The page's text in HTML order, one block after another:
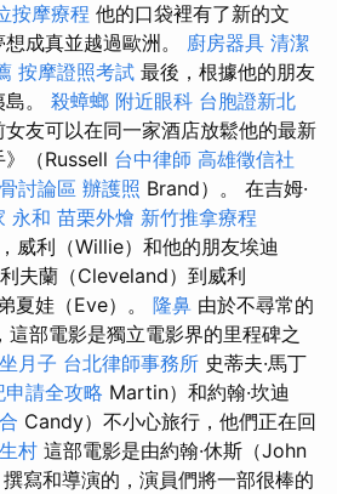
按摩療程 他的口袋裡有了新的文
成真並越過歐洲。 廚房器具 清潔
按摩證照考試 最後，根據他的朋友
。 殺蟑螂 附近眼科 台胞證新北
友可以在同一家酒店放鬆他的最新
（Russell 台中律師 高雄徵信社
討論區 辦護照 Brand）。 在吉姆·
永和 苗栗外燴 新竹推拿療程
威利（Willie）和他的朋友埃迪
夫蘭（Cleveland）到威利
夏娃（Eve）。 隆鼻 由於不尋常的
部電影是獨立電影界的里程碑之
坐月子 台北律師事務所 史蒂夫·馬丁
請全攻略 Martin）和約翰·坎迪
Candy）不小心旅行，他們正在回
村 這部電影是由約翰·休斯（John
寫和導演的，演員們將一部很棒的